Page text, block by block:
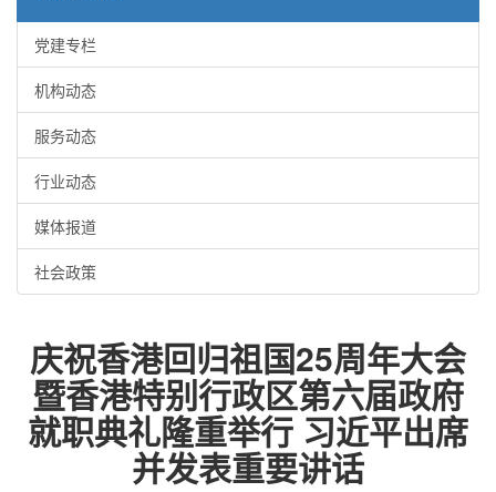
党建专栏
机构动态
服务动态
行业动态
媒体报道
社会政策
庆祝香港回归祖国25周年大会
暨香港特别行政区第六届政府
就职典礼隆重举行 习近平出席
并发表重要讲话